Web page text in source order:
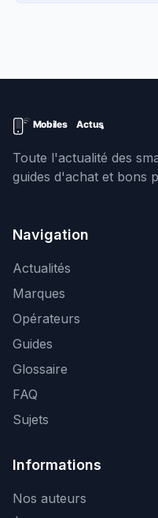
Toute l'actualité des
guides d'achat et bons
Navigation
Actualités
Marques
Opérateurs
Guides
Glossaire
FAQ
Sujets
Informations
Nos auteurs